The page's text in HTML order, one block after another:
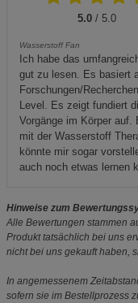
5.0 / 5.0
Wasserstoff Fan
Ich habe das
gut zu lesen. Es basiert
Forschungen/
Level. Es zeigt fundiert
Vorgänge im Körper
mit der Wasserstoff
könnte mir sogar
auch noch etwas lernen
Hinweise zum
Alle Bewertungen stammen
Produkt tatsächlich bei uns
nicht bei uns gekauft haben,
In angemessenem
sofern sie im Bestellprozess